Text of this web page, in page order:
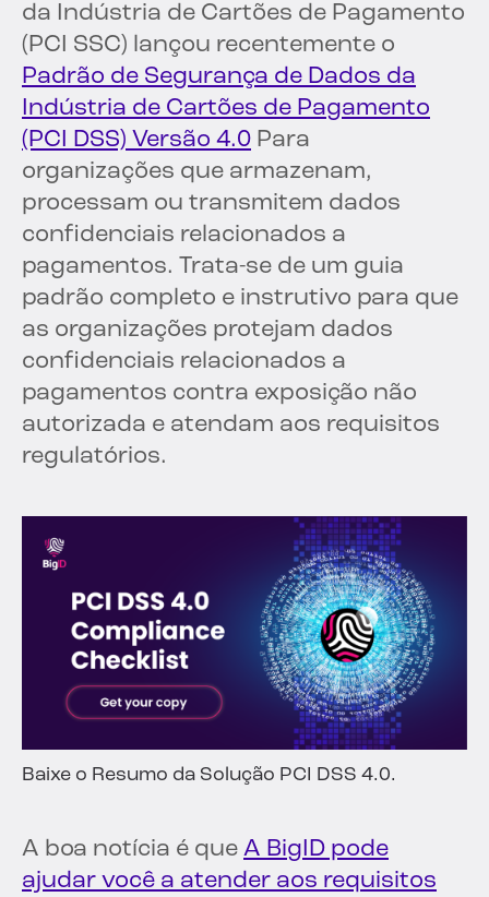
da Indústria de Cartões de Pagamento
(PCI SSC) lançou recentemente o
Padrão de Segurança de Dados da
Indústria de Cartões de Pagamento
(PCI DSS) Versão 4.0 Para
organizações que armazenam,
processam ou transmitem dados
confidenciais relacionados a
pagamentos. Trata-se de um guia
padrão completo e instrutivo para que
as organizações protejam dados
confidenciais relacionados a
pagamentos contra exposição não
autorizada e atendam aos requisitos
regulatórios.
Baixe o Resumo da Solução PCI DSS 4.0.
A boa notícia é que A BigID pode
ajudar você a atender aos requisitos